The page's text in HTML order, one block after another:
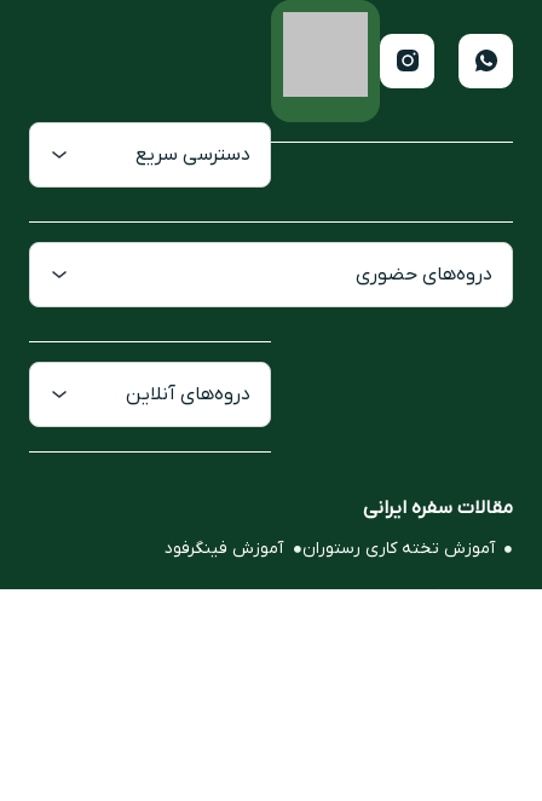
دسترسی سریع
دروه‌های حضوری
دروه‌های آنلاین
مقالات سفره ایرانی
آموزش تخته کاری رستوران آموزش فینگرفود
آموزش آشپزی ایرانی دوره شیرینی پزی فرانسوی